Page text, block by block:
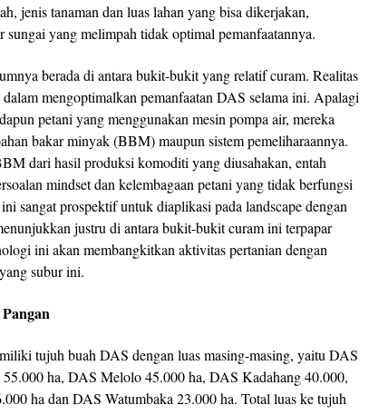
jenis tanaman dan luas lahan yang bisa dikerjakan,
yang melimpah tidak optimal pemanfaatannya.
berada di antara bukit-bukit yang relatif curam. Realitas
mengoptimalkan pemanfaatan DAS selama ini. Apalagi
petani yang menggunakan mesin pompa air, mereka
bakar minyak (BBM) maupun sistem pemeliharaannya.
dari hasil produksi komoditi yang diusahakan, entah
mindset dan kelembagaan petani yang tidak berfungsi
sangat prospektif untuk diaplikasi pada landscape dengan
justru di antara bukit-bukit curam ini terpapar
ini akan membangkitkan aktivitas pertanian dengan
subur ini.
tujuh buah DAS dengan luas masing-masing, yaitu DAS
ha, DAS Melolo 45.000 ha, DAS Kadahang 40.000,
ha dan DAS Watumbaka 23.000 ha. Total luas ke tujuh